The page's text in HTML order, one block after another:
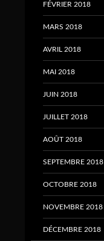
FÉVRIER 2018
MARS 2018
AVRIL 2018
MAI 2018
JUIN 2018
JUILLET 2018
AOÛT 2018
SEPTEMBRE 2018
OCTOBRE 2018
NOVEMBRE 2018
DÉCEMBRE 2018